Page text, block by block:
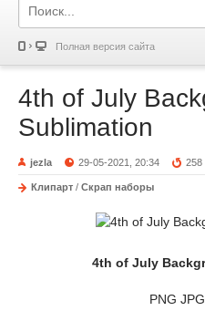
Полная версия сайта
4th of July
Sublimation
jezla 29-05-2021, 20:34 258
Клипарт / Скрап наборы
4th of July
PNG